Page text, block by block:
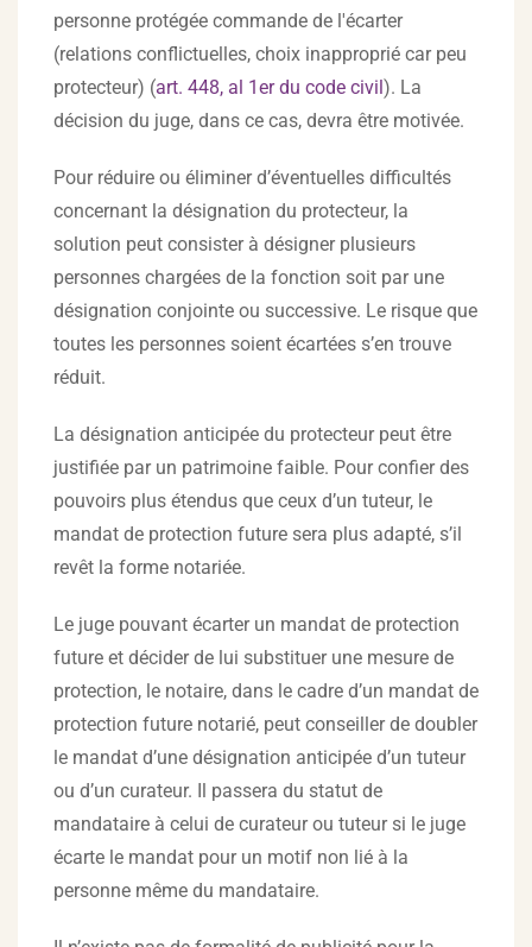
personne protégée commande de l'écarter
(relations conflictuelles, choix inapproprié car peu
protecteur) (art. 448, al 1erdu code civil). La
décision du juge, dans ce cas, devra être motivée.
Pour réduire ou éliminer d’éventuelles difficultés
concernant la désignation du protecteur, la
solution peut consister à désigner plusieurs
personnes chargées de la fonction soit par une
désignation conjointe ou successive. Le risque que
toutes les personnes soient écartées s’en trouve
réduit.
La désignation anticipée du protecteur peut être
justifiée par un patrimoine faible. Pour confier des
pouvoirs plus étendus que ceux d’un tuteur, le
mandat de protection future sera plus adapté, s’il
revêt la forme notariée.
Le juge pouvant écarter un mandat de protection
future et décider de lui substituer une mesure de
protection, le notaire, dans le cadre d’un mandat de
protection future notarié, peut conseiller de doubler
le mandat d’une désignation anticipée d’un tuteur
ou d’un curateur. Il passera du statut de
mandataire à celui de curateur ou tuteur si le juge
écarte le mandat pour un motif non lié à la
personne même du mandataire.